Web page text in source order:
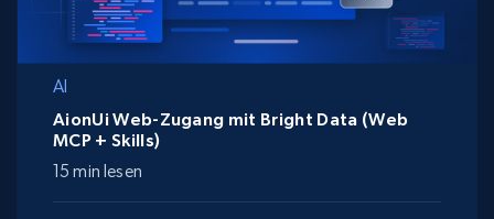
AI
AionUi Web-Zugang mit Bright Data (Web
MCP + Skills)
15 min lesen